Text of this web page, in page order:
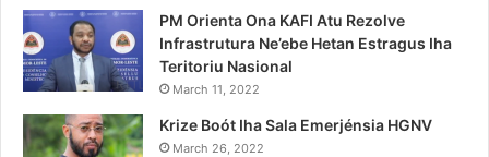
PM Orienta Ona KAFI Atu Rezolve
Infrastrutura Ne’ebe Hetan Estragus Iha
Teritoriu Nasional
March 11, 2022
Krize Boót Iha Sala Emerjénsia HGNV
March 26, 2022